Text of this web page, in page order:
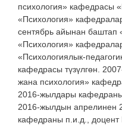
психология» кафедрасы
«Психология»
сентябрь айынан баштап
«Психология»
«Психологиялык-
кафедрасы түзүлгөн.
жана психология»
2016-жылдары
2016-жылдын апрелинен
кафедраны п.и.д., доцент